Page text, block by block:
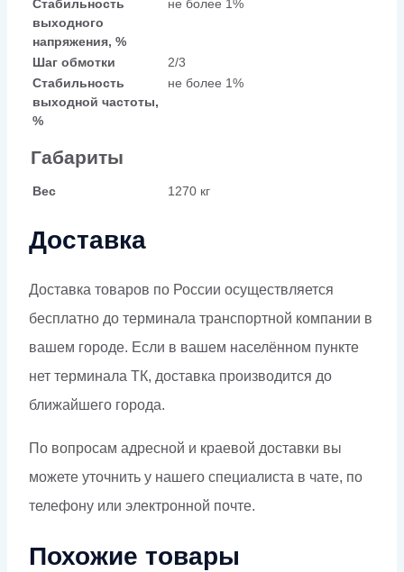
Стабильность
выходного
напряжения, %
не более 1%
Шаг обмотки
2/3
Стабильность
выходной частоты,
%
не более 1%
Габариты
Вес 1270 кг
Доставка
Доставка товаров по России осуществляется
бесплатно до терминала транспортной компании в
вашем городе. Если в вашем населённом пункте
нет терминала ТК, доставка производится до
ближайшего города.
По вопросам адресной и краевой доставки вы
можете уточнить у нашего специалиста в чате, по
телефону или электронной почте.
Похожие товары